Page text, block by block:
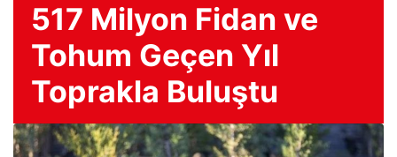
517 Milyon Fidan ve
Tohum Geçen Yıl
Toprakla Buluştu